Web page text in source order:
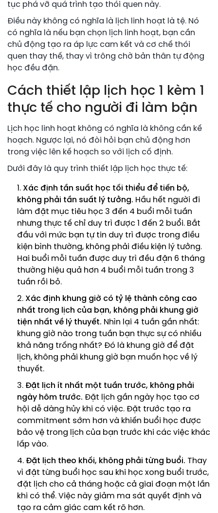
tục phá vỡ quá trình tạo thói quen này.
Điều này không có nghĩa là lịch linh hoạt là tệ. Nó
có nghĩa là nếu bạn chọn lịch linh hoạt, bạn cần
chủ động tạo ra áp lực cam kết và cơ chế thói
quen thay thế, thay vì trông chờ bản thân tự động
học đều đặn.
Cách thiết lập lịch học 1 kèm 1
thực tế cho người đi làm bận
Lịch học linh hoạt không có nghĩa là không cần kế
hoạch. Ngược lại, nó đòi hỏi bạn chủ động hơn
trong việc lên kế hoạch so với lịch cố định.
Dưới đây là quy trình thiết lập lịch học thực tế:
Xác định tần suất học tối thiểu để tiến bộ,
không phải tần suất lý tưởng. Hầu hết người đi
làm đặt mục tiêu học 3 đến 4 buổi mỗi tuần
nhưng thực tế chỉ duy trì được 1 đến 2 buổi. Bắt
đầu với mức bạn tự tin duy trì được trong điều
kiện bình thường, không phải điều kiện lý tưởng.
Hai buổi mỗi tuần được duy trì đều đặn 6 tháng
thường hiệu quả hơn 4 buổi mỗi tuần trong 3
tuần rồi bỏ.
Xác định khung giờ có tỷ lệ thành công cao
nhất trong lịch của bạn, không phải khung giờ
tiện nhất về lý thuyết. Nhìn lại 4 tuần gần nhất:
khung giờ nào trong tuần bạn thực sự có nhiều
khả năng trống nhất? Đó là khung giờ để đặt
lịch, không phải khung giờ bạn muốn học về lý
thuyết.
Đặt lịch ít nhất một tuần trước, không phải
ngày hôm trước. Đặt lịch gần ngày học tạo cơ
hội dễ dàng hủy khi có việc. Đặt trước tạo ra
commitment sớm hơn và khiến buổi học được
bảo vệ trong lịch của bạn trước khi các việc khác
lấp vào.
Đặt lịch theo khối, không phải từng buổi. Thay
vì đặt từng buổi học sau khi học xong buổi trước,
đặt lịch cho cả tháng hoặc cả giai đoạn một lần
khi có thể. Việc này giảm ma sát quyết định và
tạo ra cảm giác cam kết rõ hơn.